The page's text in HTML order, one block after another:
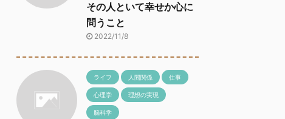
その人といて幸せか心に
問うこと
2022/11/8
ライフ 人間関係 仕事
心理学 理想の実現
脳科学